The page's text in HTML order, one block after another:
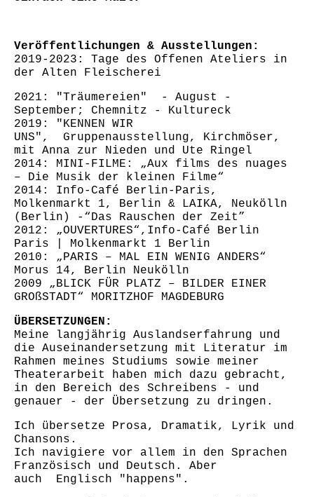
Veröffentlichungen & Ausstellungen:
2019-2023: Tage des Offenen Ateliers in
der Alten Fleischerei
2021: "Träumereien" - August -
September; Chemnitz - Kultureck
2019: "KENNEN WIR
UNS", Gruppenausstellung, Kirchmöser,
mit Anna zur Nieden und Ute Ringel
2014: MINI-FILME: „Aux films des nuages
– Die Musik der kleinen Filme“
2014: Info-Café Berlin-Paris,
Molkenmarkt 1, Berlin & LAIKA, Neukölln
(Berlin) -“Das Rauschen der Zeit”
2012: „OUVERTURES“,Info-Café Berlin
Paris | Molkenmarkt 1 Berlin
2010: „PARIS – MAL EIN WENIG ANDERS“
Morus 14, Berlin Neukölln
2009 „BLICK FÜR PLATZ – BILDER EINER
GROßSTADT“ MORITZHOF MAGDEBURG
ÜBERSETZUNGEN:
Meine langjährig Auslandserfahrung und
die Auseinandersetzung mit Literatur im
Rahmen meines Studiums sowie meiner
Theaterarbeit haben mich dazu gebracht,
in den Bereich des Schreibens - und
genauer - der Übersetzung zu dringen.
Ich übersetze Prosa, Dramatik, Lyrik und
Chansons.
Ich navigiere vor allem in den Sprachen
Französisch und Deutsch. Aber
auch Englisch "happens".